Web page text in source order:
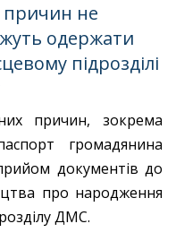
причин не
одержати
підрозділі
причин, зокрема
громадянина
документів до
про народження
ДМС.